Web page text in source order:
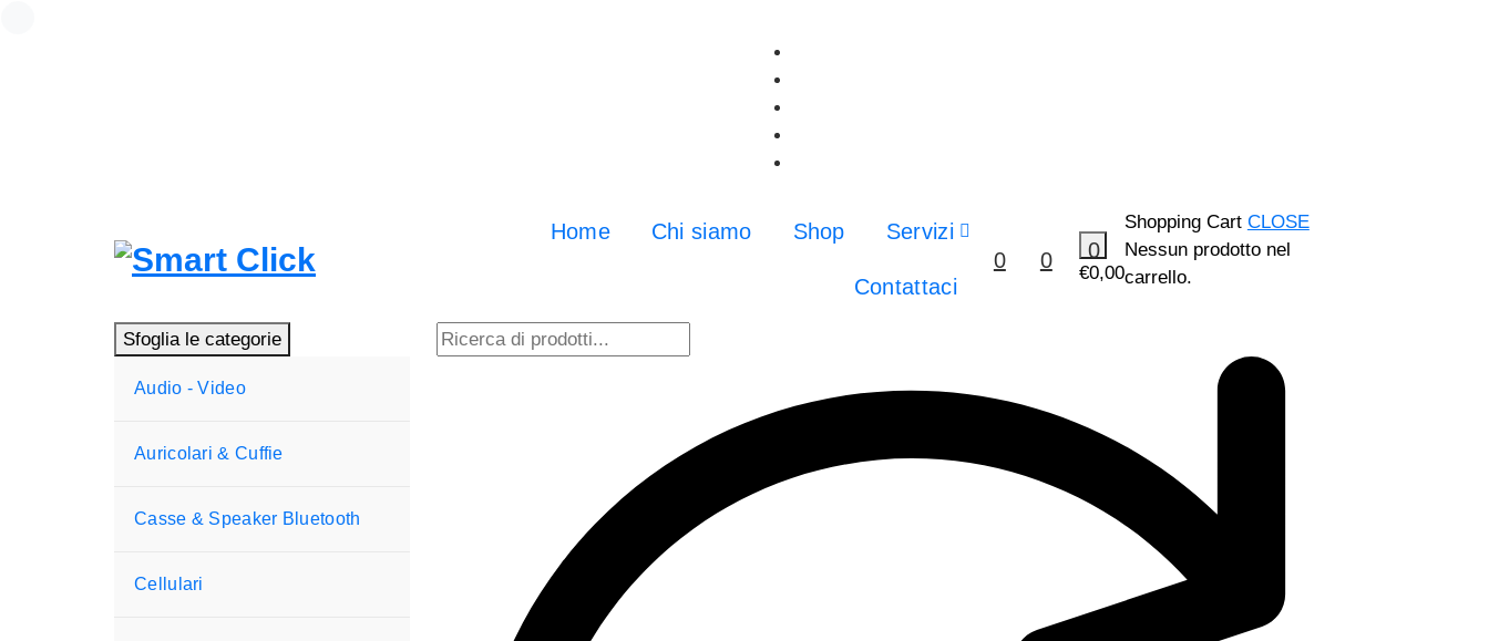
Home Chi siamo Shop Servizi
Contattaci
0 0 0
€0,00
Shopping Cart CLOSE
Nessun prodotto nel
carrello.
Sfoglia le categorie
Audio - Video
Auricolari & Cuffie
Casse & Speaker Bluetooth
Cellulari